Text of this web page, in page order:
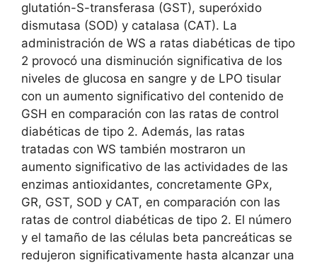
glutatión-S-transferasa (GST), superóxido
dismutasa (SOD) y catalasa (CAT). La
administración de WS a ratas diabéticas de tipo
2 provocó una disminución significativa de los
niveles de glucosa en sangre y de LPO tisular
con un aumento significativo del contenido de
GSH en comparación con las ratas de control
diabéticas de tipo 2. Además, las ratas
tratadas con WS también mostraron un
aumento significativo de las actividades de las
enzimas antioxidantes, concretamente GPx,
GR, GST, SOD y CAT, en comparación con las
ratas de control diabéticas de tipo 2. El número
y el tamaño de las células beta pancreáticas se
redujeron significativamente hasta alcanzar una